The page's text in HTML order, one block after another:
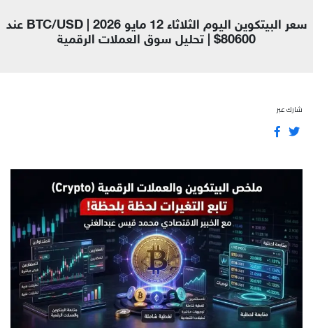
سعر البيتكوين اليوم الثلاثاء 12 مايو 2026 | BTC/USD عند
80600$ | تحليل سوق العملات الرقمية
شارك عبر